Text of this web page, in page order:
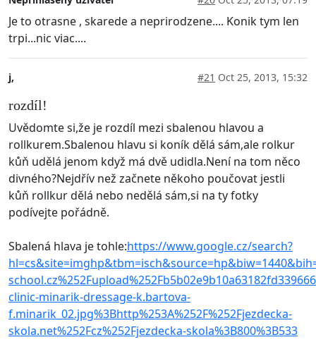
Je to otrasne , skarede a neprirodzene.... Konik tym len
trpi...nic viac....
j, #21 Oct 25, 2013, 15:32
rozdíl!
Uvědomte si,že je rozdíl mezi sbalenou hlavou a
rollkurem.Sbalenou hlavu si koník dělá sám,ale rolkur
kůň udělá jenom když má dvě udidla.Není na tom něco
divného?Nejdřív než začnete někoho poučovat jestli
kůň rollkur dělá nebo nedělá sám,si na ty fotky
podívejte pořádně.
Sbalená hlava je tohle:https://www.google.cz/search?
clinic-minarik-dressage-k.bartova-
f.minarik_02.jpg%3Bhttp%253A%252F%252Fjezdecka-
skola.net%252Fcz%252Fjezdecka-skola%3B800%3B533